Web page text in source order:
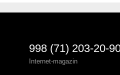
998 (71) 203-20-
Internet-magazin